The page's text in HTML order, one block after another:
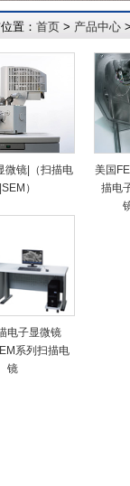
置： 首页 > 产品中心
微镜|（扫描电
）
美国
描电
电子显微镜
系列扫描电
镜